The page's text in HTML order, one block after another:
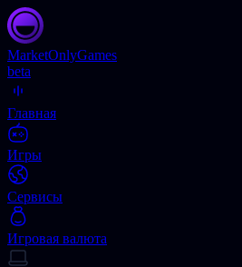
MarketOnlyGames
beta
Главная
Игры
Сервисы
Игровая валюта